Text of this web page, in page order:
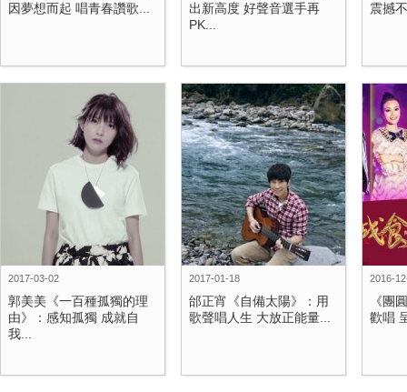
因夢想而起 唱青春讚歌...
出新高度 好聲音選手再
PK...
震撼
2017-03-02
郭美美《一百種孤獨的理
由》：感知孤獨 成就自
我...
2017-01-18
邰正宵《自備太陽》：用
歌聲唱人生 大放正能量...
2016-
《團
歡唱